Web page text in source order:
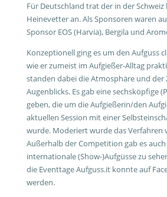
Für Deutschland trat der in der
Heinevetter an. Als Sponsoren waren
Sponsor EOS (Harvia), Bergila und
Konzeptionell ging es um den Aufguss
wie er zumeist im Aufgießer-Alltag
standen dabei die Atmosphäre und der
Augenblicks. Es gab eine sechsköpfige
geben, die um die Aufgießerin/den
aktuellen Session mit einer
wurde. Moderiert wurde das Verfahren
Außerhalb der Competition gab es
internationale (Show-)Aufgüsse zu
die Eventtage Aufguss.it konnte auf
werden.